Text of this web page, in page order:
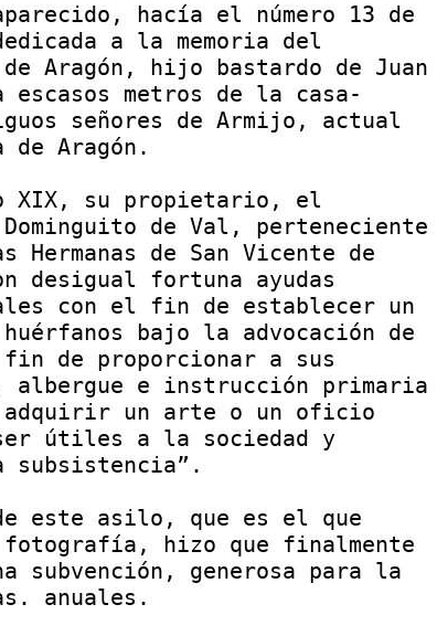
hacía el número 13 de
a la memoria del
de Aragón, hijo bastardo de Juan
metros de la casa-
señores de Armijo, actual
Aragón.
XIX, su propietario, el
de Val, perteneciente
Hermanas de San Vicente de
desigual fortuna ayudas
con el fin de establecer un
bajo la advocación de
de proporcionar a sus
albergue e instrucción primaria
adquirir un arte o un oficio
útiles a la sociedad y
subsistencia”.
este asilo, que es el que
fotografía, hizo que finalmente
subvención, generosa para la
anuales.